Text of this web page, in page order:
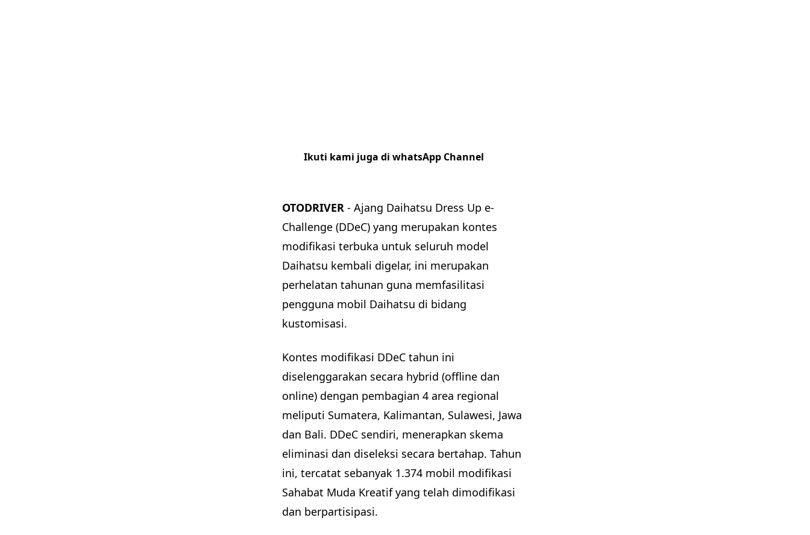
Ikuti kami juga di whatsApp Channel
OTODRIVER - Ajang Daihatsu Dress Up e-
Challenge (DDeC) yang merupakan kontes
modifikasi terbuka untuk seluruh model
Daihatsu kembali digelar, ini merupakan
perhelatan tahunan guna memfasilitasi
pengguna mobil Daihatsu di bidang
kustomisasi.
Kontes modifikasi DDeC tahun ini
diselenggarakan secara hybrid (offline dan
online) dengan pembagian 4 area regional
meliputi Sumatera, Kalimantan, Sulawesi, Jawa
dan Bali. DDeC sendiri, menerapkan skema
eliminasi dan diseleksi secara bertahap. Tahun
ini, tercatat sebanyak 1.374 mobil modifikasi
Sahabat Muda Kreatif yang telah dimodifikasi
dan berpartisipasi.